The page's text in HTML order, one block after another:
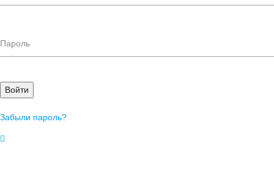
Войти
Забыли пароль?